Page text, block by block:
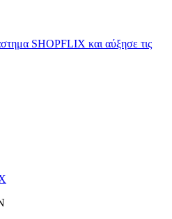
SHOPFLIX και αύξησε τις